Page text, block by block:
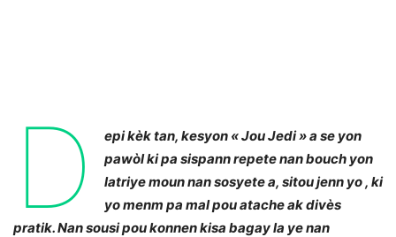
D
epi kèk tan, kesyon « Jou Jedi » a se yon
pawòl ki pa sispann repete nan bouch yon
latriye moun nan sosyete a, sitou jenn yo , ki
yo menm pa mal pou atache ak divès
pratik. Nan sousi pou konnen kisa bagay la ye nan